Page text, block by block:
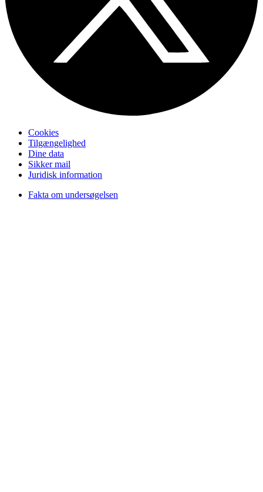
Cookies
Tilgængelighed
Dine data
Sikker mail
Juridisk information
Fakta om undersøgelsen